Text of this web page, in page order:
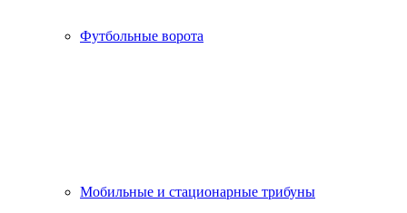
Футбольные ворота
Мобильные и стационарные трибуны